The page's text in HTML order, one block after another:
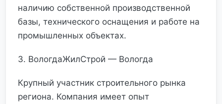
наличию собственной производственной
базы, технического оснащения и работе на
промышленных объектах.
3. ВологдаЖилСтрой — Вологда
Крупный участник строительного рынка
региона. Компания имеет опыт